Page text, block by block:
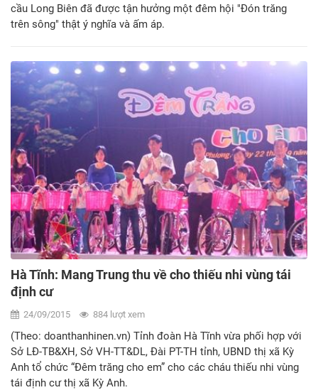
cầu Long Biên đã được tận hưởng một đêm hội "Đón trăng
trên sông" thật ý nghĩa và ấm áp.
Hà Tĩnh: Mang Trung thu về cho thiếu nhi vùng tái
định cư
24/09/2015 884 lượt xem
(Theo: doanthanhinen.vn) Tỉnh đoàn Hà Tĩnh vừa phối hợp với
Sở LĐ-TB&XH, Sở VH-TT&DL, Đài PT-TH tỉnh, UBND thị xã Kỳ
Anh tổ chức “Đêm trăng cho em” cho các cháu thiếu nhi vùng
tái định cư thị xã Kỳ Anh.